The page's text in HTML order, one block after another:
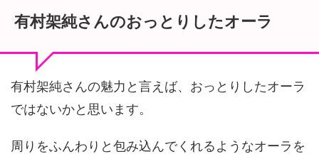
有村架純さんのおっとりしたオーラ
有村架純さんの魅力と言えば、おっとりしたオーラ
ではないかと思います。
周りをふんわりと包み込んでくれるようなオーラを